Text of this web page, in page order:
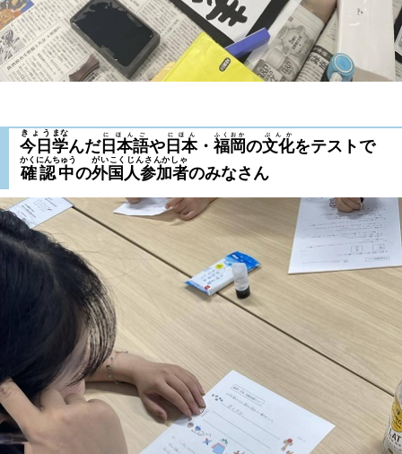
今日
きょう
学
まな
んだ日本語
にほんご
や日本
にほん
・ 福岡
ふくおか
の文化
ぶんか
をテストで
確認中
かくにんちゅう
の外国人参加者
がいこくじんさんかしゃ
のみなさん